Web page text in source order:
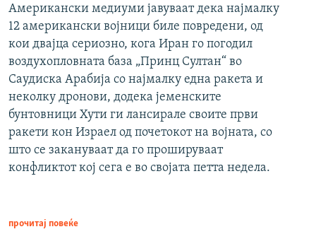
Американски медиуми јавуваат дека најмалку
12 американски војници биле повредени, од
кои двајца сериозно, кога Иран го погодил
воздухопловната база „Принц Султан“ во
Саудиска Арабија со најмалку една ракета и
неколку дронови, додека јеменските
бунтовници Хути ги лансирале своите први
ракети кон Израел од почетокот на војната, со
што се закануваат да го прошируваат
конфликтот кој сега е во својата петта недела.
прочитај повеќе